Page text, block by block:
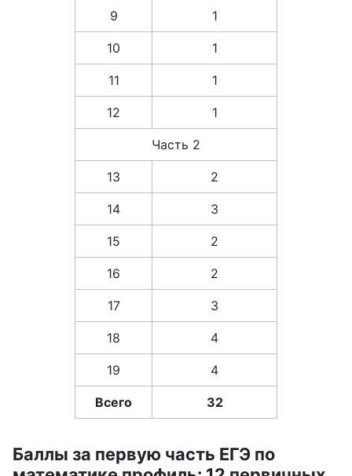
9 1
10 1
11 1
12 1
Часть 2
13 2
14 3
15 2
16 2
17 3
18 4
19 4
Всего 32
Баллы за первую часть ЕГЭ по